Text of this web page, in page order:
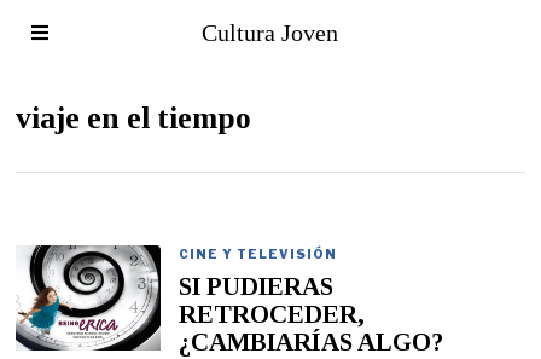
Cultura Joven
viaje en el tiempo
CINE Y TELEVISIÓN
SI PUDIERAS
RETROCEDER,
¿CAMBIARÍAS ALGO?